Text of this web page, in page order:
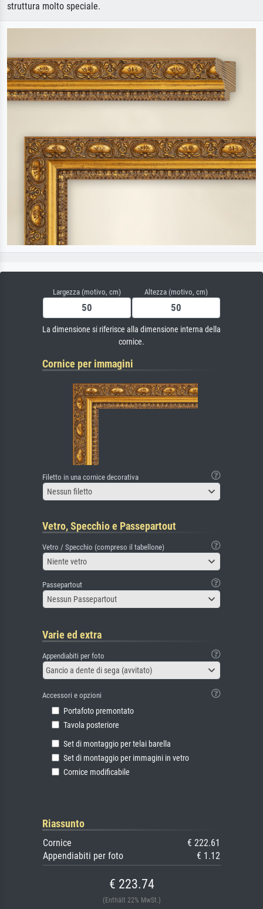
struttura molto speciale.
Largezza (motivo, cm) Altezza (motivo, cm)
La dimensione si riferisce alla dimensione interna della
cornice.
Cornice per immagini
Filetto in una cornice decorativa
Nessun filetto
Vetro, Specchio e Passepartout
Vetro / Specchio (compreso il tabellone)
Niente vetro
Passepartout
Nessun Passepartout
Varie ed extra
Appendiabiti per foto
Gancio a dente di sega (avvitato)
Accessori e opzioni
Portafoto premontato
Tavola posteriore
Set di montaggio per telai barella
Set di montaggio per immagini in vetro
Cornice modificabile
Riassunto
Cornice
€ 222.61
Appendiabiti per foto
€ 1.12
€ 223.74
(Enthält 22% MwSt.)